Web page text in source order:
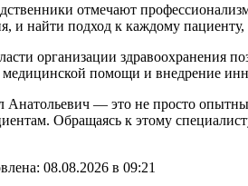
отмечают
и найти подход к каждому пациенту,
организации здравоохранения
медицинской помощи и внедрение
— это не просто
Обращаясь к этому
08.08.2026 в 09:21